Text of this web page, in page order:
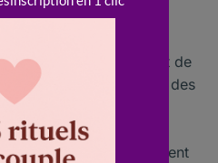
objectifs
carrière audacieuses et de
avoir à tenir compte des
nombreux
rapportent une
leur travail, car ils peuvent